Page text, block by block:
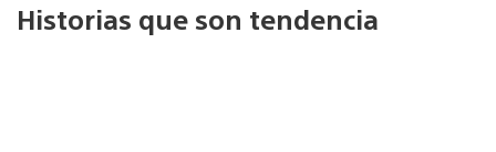
Historias que son tendencia